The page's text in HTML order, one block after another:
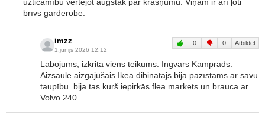
brīvs garderobe.
imzz
1.jūnijs 2026 12:12
0 0 Atbildēt
Labojums, izkrita viens teikums: Ingvars Kamprads:
Aizsaulē aizgājušais Ikea dibinātājs bija pazīstams ar savu
taupību. bija tas kurš iepirkās flea markets un brauca ar
Volvo 240